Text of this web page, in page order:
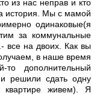
из нас неправ и кто
история. Мы с мамой
одинаковые(я
за коммунальные
все на двоих. Как вы
в наше время
дополнительный
решили сдать одну
квартире живем). Я